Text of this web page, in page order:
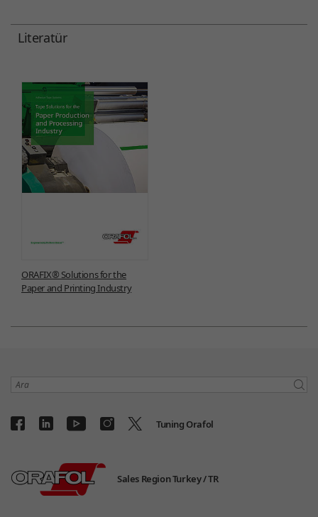
Literatür
ORAFIX® Solutions for the
Paper and Printing Industry
Ara
Tuning Orafol
Sales Region Turkey /TR